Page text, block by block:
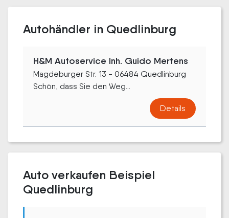
Autohändler in Quedlinburg
H&M Autoservice Inh. Guido Mertens
Magdeburger Str. 13 - 06484 Quedlinburg
Schön, dass Sie den Weg...
Details
Auto verkaufen Beispiel
Quedlinburg